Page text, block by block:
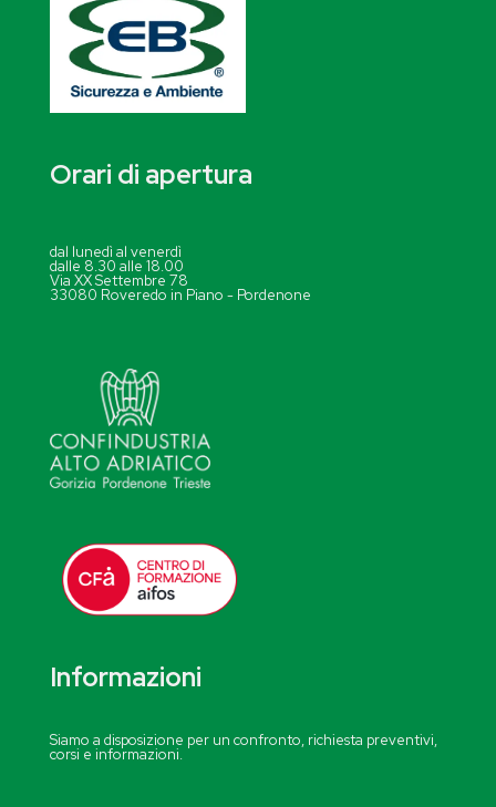
Orari di apertura
dal lunedì al venerdì
dalle 8.30 alle 18.00
Via XX Settembre 78
33080 Roveredo in Piano - Pordenone
Informazioni
Siamo a disposizione per un confronto, richiesta preventivi,
corsi e informazioni.